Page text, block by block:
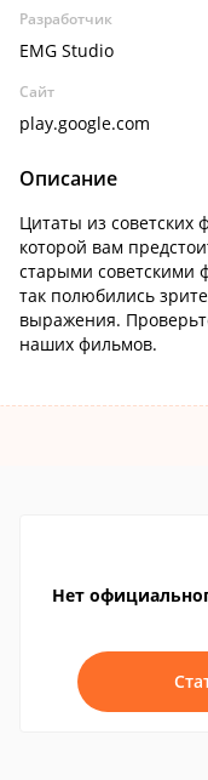
Разработчик
EMG Studio
Сайт
play.google.com
Описание
Цитаты из советских
которой вам
старыми
так полюбились
выражения.
наших фильмов.
Нет